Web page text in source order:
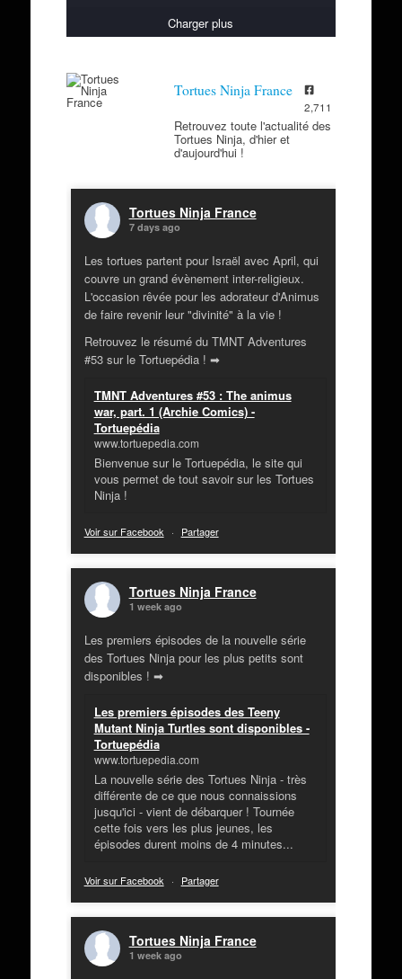
Charger plus
Tortues Ninja France
2,711
Retrouvez toute l'actualité des
Tortues Ninja, d'hier et
d'aujourd'hui !
Tortues Ninja France
7 days ago
Les tortues partent pour Israël avec April, qui
couvre un grand évènement inter-religieux.
L'occasion rêvée pour les adorateur d'Animus
de faire revenir leur "divinité" à la vie !
Retrouvez le résumé du TMNT Adventures
#53 sur le Tortuepédia ! ➡
TMNT Adventures #53 : The animus
war, part. 1 (Archie Comics) -
Tortuepédia
www.tortuepedia.com
Bienvenue sur le Tortuepédia, le site qui
vous permet de tout savoir sur les Tortues
Ninja !
Voir sur Facebook · Partager
Tortues Ninja France
1 week ago
Les premiers épisodes de la nouvelle série
des Tortues Ninja pour les plus petits sont
disponibles ! ➡
Les premiers épisodes des Teeny
Mutant Ninja Turtles sont disponibles -
Tortuepédia
www.tortuepedia.com
La nouvelle série des Tortues Ninja - très
différente de ce que nous connaissions
jusqu'ici - vient de débarquer ! Tournée
cette fois vers les plus jeunes, les
épisodes durent moins de 4 minutes...
Voir sur Facebook · Partager
Tortues Ninja France
1 week ago